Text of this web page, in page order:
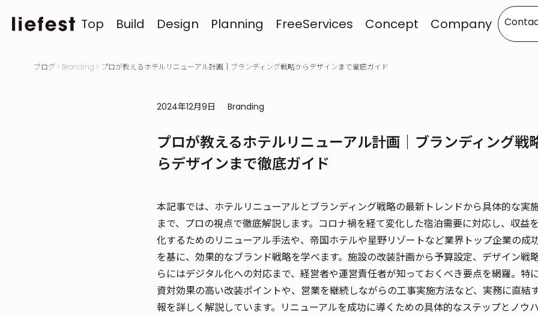
Top Build Design Planning FreeServices Concept Company
ブログ > Branding > プロが教えるホテルリニューアル計画｜ブランディング戦略からデザインまで徹底ガイド
2024年12月9日 Branding
プロが教えるホテルリニューアル計画｜ブランディング戦
らデザインまで徹底ガイド
本記事では、ホテルリニューアルとブランディング戦略の最新トレンドから具体的な実
まで、プロの視点で徹底解説します。コロナ禍を経て変化した宿泊需要に対応し、収益
化するためのリニューアル手法や、帝国ホテルや星野リゾートなど業界トップ企業の成
を基に、効果的なブランド戦略を学べます。施設の改装計画から予算設定、デザイン戦
らにはデジタル化への対応まで、経営者や運営責任者が知っておくべき要点を網羅。特
資対効果の高い改装ポイントや、営業を継続しながらの工事実施方法など、実務に直結
報を詳しく解説しています。リニューアルを成功に導くための具体的なステップとノウ